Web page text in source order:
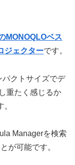
MONOQLOベス
ジェクターです。
クトサイズでデ
重たく感じるか
Managerを検索
が可能です。